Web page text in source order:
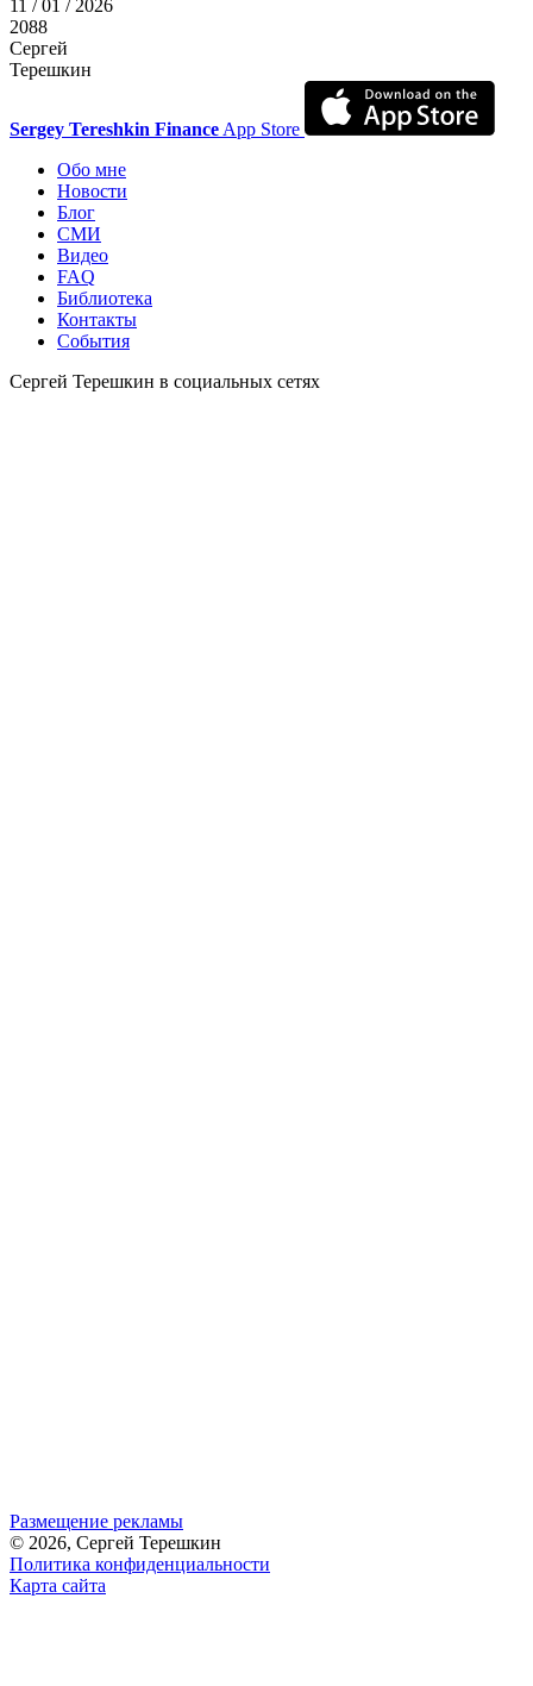
11 / 01 / 2026
2088
Сергей
Терешкин
Sergey Tereshkin Finance App Store
Обо мне
Новости
Блог
СМИ
Видео
FAQ
Библиотека
Контакты
События
Сергей Терешкин в социальных сетях
Размещение рекламы
© 2026, Сергей Терешкин
Политика конфиденциальности
Карта сайта